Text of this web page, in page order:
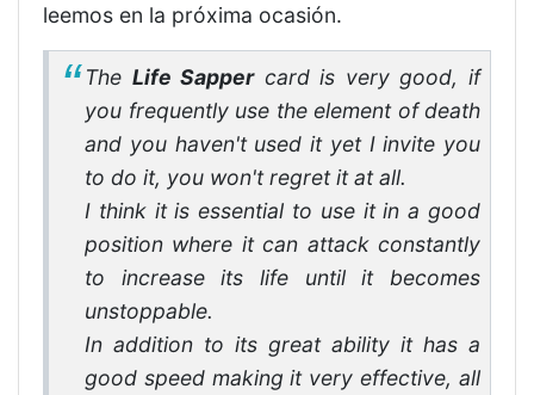
leemos en la próxima ocasión.
The Life Sappercard is very good, if
you frequently use the element of death
and you haven't used it yet I invite you
to do it, you won't regret it at all.
I think it is essential to use it in a good
position where it can attack constantly
to increase its life until it becomes
unstoppable.
In addition to its great ability it has a
good speed making it very effective, all